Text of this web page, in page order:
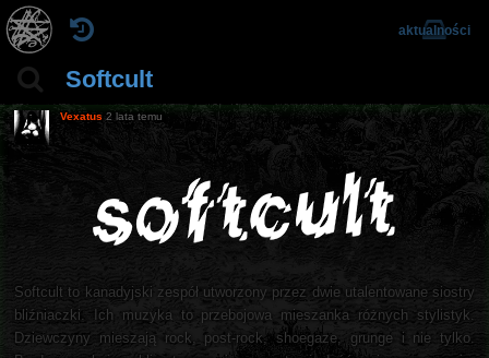
Softcult
aktualności
Vexatus 2 lata temu
Softcult to kanadyjski zespół utworzony przez dwie utalentowane siostry
bliźniaczki. Ich muzyka to przebojowa mieszanka różnych stylistyk.
Dziewczyny mieszają rock, post-rock, shoegaze, grunge i nie tylko.